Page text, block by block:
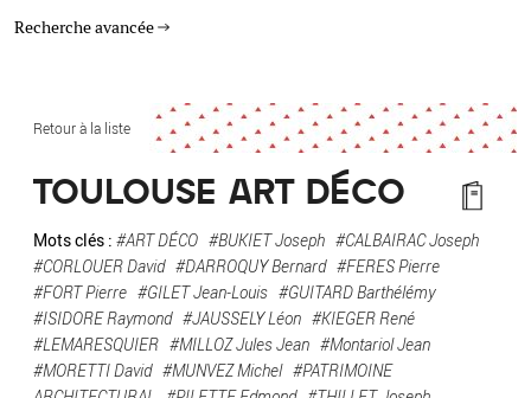
Recherche avancée
TYPE DE RESSOURCES
AUTRES CRITÈRES
Retour à la liste
TOULOUSE ART DÉCO
Mots clés : #ART DÉCO #BUKIET Joseph #CALBAIRAC Joseph
#CORLOUER David #DARROQUY Bernard #FERES Pierre
#FORT Pierre #GILET Jean-Louis #GUITARD Barthélémy
#ISIDORE Raymond #JAUSSELY Léon #KIEGER René
#LEMARESQUIER #MILLOZ Jules Jean #Montariol Jean
#MORETTI David #MUNVEZ Michel #PATRIMOINE